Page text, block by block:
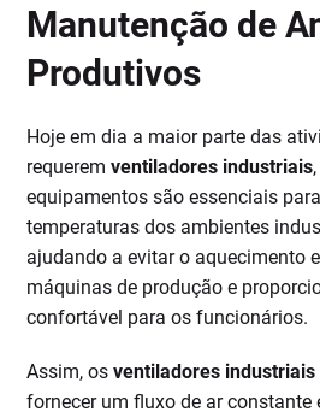
Manutenção de
Produtivos
Hoje em dia a maior parte das
requeremventiladores industriais
equipamentos são essenciais
temperaturas dos ambientes
ajudando a evitar o aquecimento
máquinas de produção e
confortável para os funcionários.
Assim, osventiladores industriais
fornecer um fluxo de ar constante